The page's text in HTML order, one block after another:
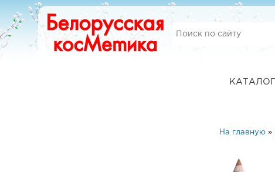
КАТАЛОГ
На главную»